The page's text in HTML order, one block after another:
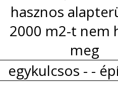
hasznos
2000 m2-t nem
meg
egykulcsos - -